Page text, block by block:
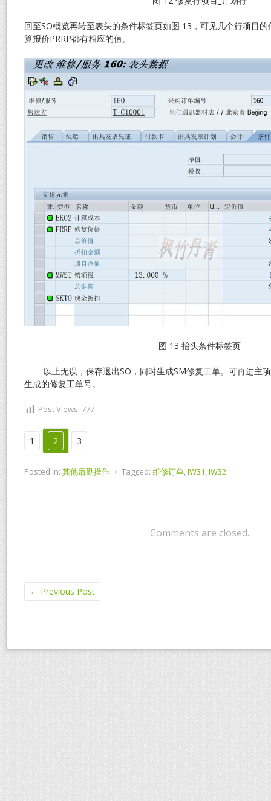
回至SO概览再转至表头的条件标签页如图 13，可见几个行项目
算报价PRRP都有相应的值。
图 13 抬头条件标签页
以上无误，保存退出SO，同时生成SM修复工单。可再进主
生成的修复工单号。
Post Views: 777
1 2 3
Posted in: 其他后勤操作 ⋅ Tagged: 维修订单,IW31,IW32
Comments are closed.
← Previous Post